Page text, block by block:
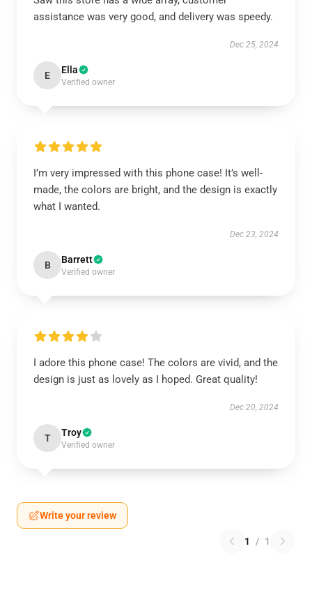
assistance was very good, and delivery was speedy.
Dec 25, 2024
E Ella
Verified owner
I’m very impressed with this phone case! It’s well-
made, the colors are bright, and the design is exactly
what I wanted.
Dec 23, 2024
B Barrett
Verified owner
I adore this phone case! The colors are vivid, and the
design is just as lovely as I hoped. Great quality!
Dec 20, 2024
T Troy
Verified owner
Write your review
1 / 1